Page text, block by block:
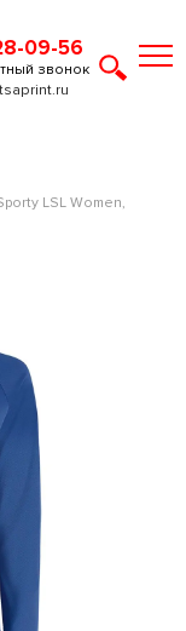
09-56
звонок
LSL Women,